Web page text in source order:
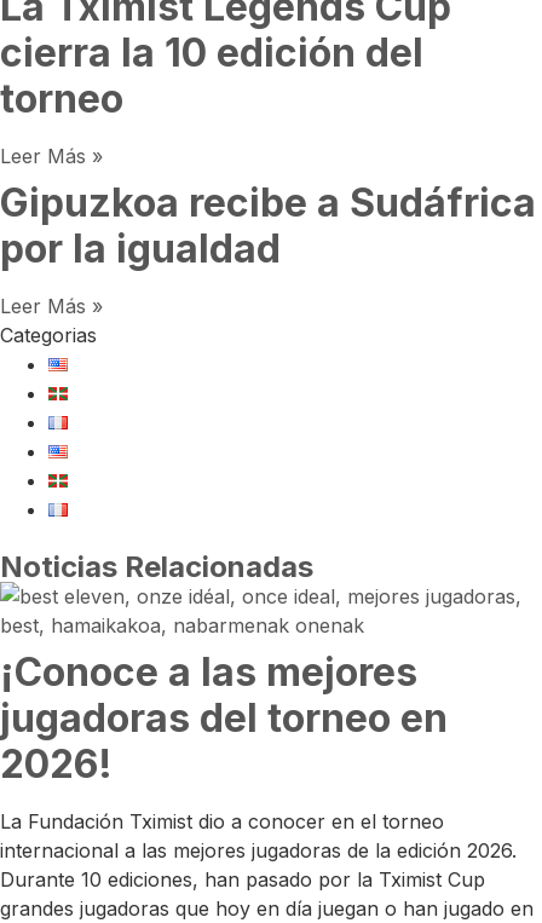
cierra la 10 edición del
torneo
Leer Más »
Gipuzkoa recibe a Sudáfrica
por la igualdad
Leer Más »
Categorias
Noticias Relacionadas
¡Conoce a las mejores
jugadoras del torneo en
2026!
La Fundación Tximist dio a conocer en el torneo
internacional a las mejores jugadoras de la edición 2026.
Durante 10 ediciones, han pasado por la Tximist Cup
grandes jugadoras que hoy en día juegan o han jugado en